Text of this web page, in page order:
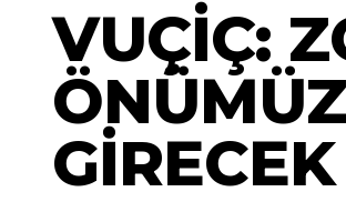
VUÇİÇ:
GİRECEK